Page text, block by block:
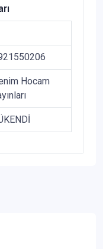
Hocam